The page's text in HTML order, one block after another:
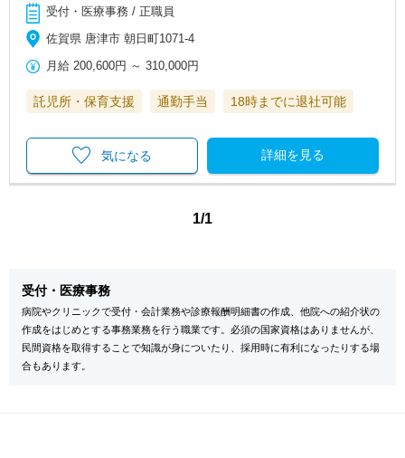
受付・医療事務 / 正職員
佐賀県 唐津市 朝日町1071-4
月給 200,600円 ～310,000円
託児所・保育支援 通勤手当 18時までに退社可能
詳細を見る
気になる
1/1
受付・医療事務
病院やクリニックで受付・会計業務や診療報酬明細書の作成、他院への紹介状の
作成をはじめとする事務業務を行う職業です。必須の国家資格はありませんが、
民間資格を取得することで知識が身についたり、採用時に有利になったりする場
合もあります。